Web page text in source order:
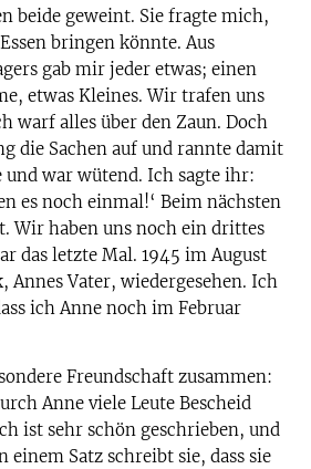
beide geweint. Sie fragte mich,
bringen könnte. Aus
gab mir jeder etwas; einen
etwas Kleines. Wir trafen uns
warf alles über den Zaun. Doch
die Sachen auf und rannte damit
und war wütend. Ich sagte ihr:
es noch einmal!‘ Beim nächsten
Wir haben uns noch ein drittes
das letzte Mal. 1945 im August
Annes Vater, wiedergesehen. Ich
ich Anne noch im Februar
Freundschaft zusammen:
Anne viele Leute Bescheid
ist sehr schön geschrieben, und
Satz schreibt sie, dass sie